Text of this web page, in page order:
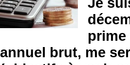
prime
annuel brut, me